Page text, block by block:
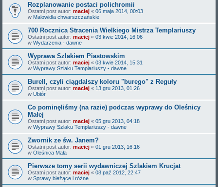
Rozplanowanie postaci polichromii
Ostatni post autor: maciej « 06 maja 2014, 00:03
w Malowidła chwarszczańskie
700 Rocznica Stracenia Wielkiego Mistrza Templariuszy
Ostatni post autor: maciej « 03 kwie 2014, 16:06
w Wydarzenia - dawne
Wyprawa Szlakiem Piastowskim
Ostatni post autor: maciej « 03 kwie 2014, 15:31
w Wyprawy Szlaku Templariuszy - dawne
Burell, czyli ciągdalszy koloru "burego" z Reguły
Ostatni post autor: maciej « 13 gru 2013, 01:26
w Ubiór
Co pominęliśmy (na razie) podczas wyprawy do Oleśnicy
Małej
Ostatni post autor: maciej « 05 gru 2013, 04:18
w Wyprawy Szlaku Templariuszy - dawne
Zwornik ze św. Janem?
Ostatni post autor: maciej « 01 gru 2013, 16:16
w Oleśnica Mała
Pierwsze tomy serii wydawniczej Szlakiem Krucjat
Ostatni post autor: maciej « 08 paź 2012, 22:47
w Sprawy bieżące i różne